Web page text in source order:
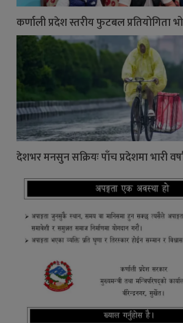
कर्णाली प्रदेश स्तरीय फुटबल प्रतियोगिता
देशभर मनसुन सक्रियः पाँच प्रदेशमा भारी